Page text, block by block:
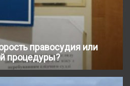
правосудия или
процедуры?